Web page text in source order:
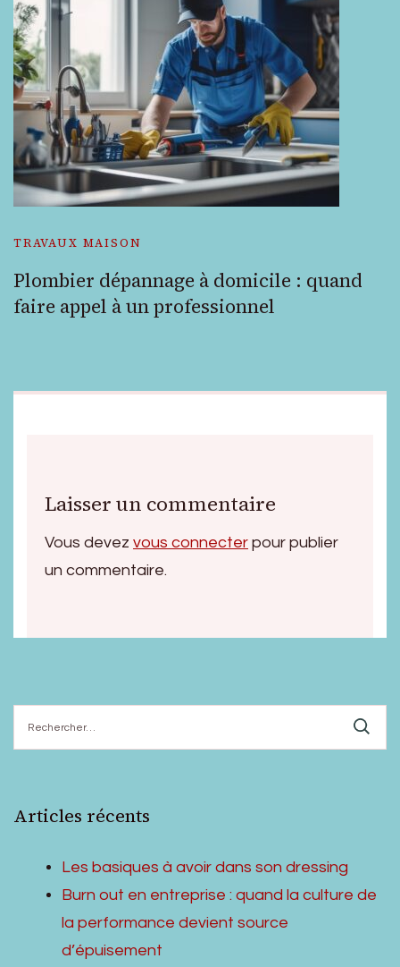
TRAVAUX MAISON
Plombier dépannage à domicile : quand
faire appel à un professionnel
Laisser un commentaire
Vous devez vous connecter pour publier
un commentaire.
Articles récents
Les basiques à avoir dans son dressing
Burn out en entreprise : quand la culture de
la performance devient source
d’épuisement